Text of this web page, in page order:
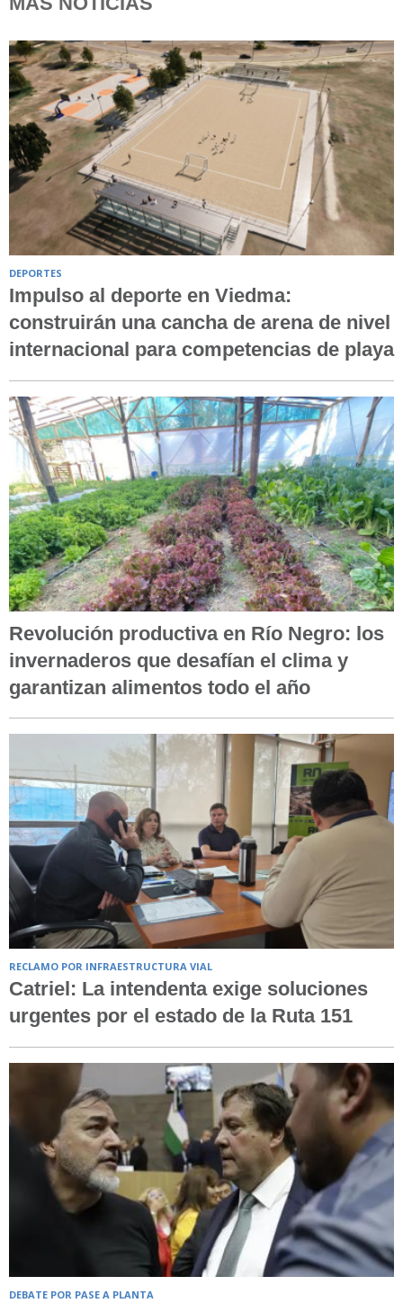
DEPORTES
Impulso al deporte en Viedma:
construirán una cancha de arena de nivel
internacional para competencias de playa
Revolución productiva en Río Negro: los
invernaderos que desafían el clima y
garantizan alimentos todo el año
RECLAMO POR INFRAESTRUCTURA VIAL
Catriel: La intendenta exige soluciones
urgentes por el estado de la Ruta 151
DEBATE POR PASE A PLANTA